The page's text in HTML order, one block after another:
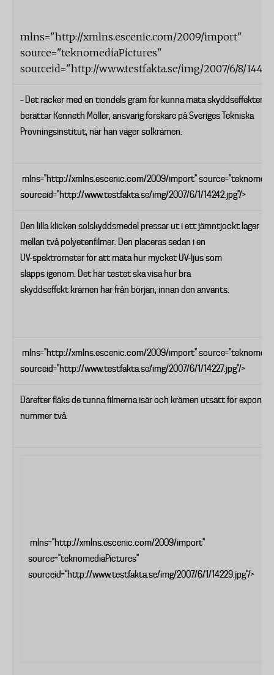
mlns="http://xmlns.escenic.com/2009/import"
source="teknomediaPictures"
sourceid="http://www.testfakta.se/img/2007/6/8/
– Det räcker med en tiondels gram för kunna mäta skyddseffekten,
berättar Kenneth Möller, ansvarig forskare på Sveriges Tekniska
Provningsinstitut, när han väger solkrämen.
mlns="http://xmlns.escenic.com/2009/import"
sourceid="http://www.testfakta.se/img/2007/6/1/14242.jpg"/>
Den lilla klicken solskyddsmedel pressar ut i ett jämntjockt lager
mellan två polyetenfilmer. Den placeras sedan i en
UV-spektrometer för att mäta hur mycket UV-ljus som
släpps igenom. Det här testet ska visa hur bra
skyddseffekt krämen har från början, innan den använts.
mlns="http://xmlns.escenic.com/2009/import"
sourceid="http://www.testfakta.se/img/2007/6/1/14227.jpg"/>
Därefter fläks de tunna filmerna isär och krämen utsätt för
nummer två.
mlns="http://xmlns.escenic.com/2009/import"
source="teknomediaPictures"
sourceid="http://www.testfakta.se/img/2007/6/1/14229.jpg"/>